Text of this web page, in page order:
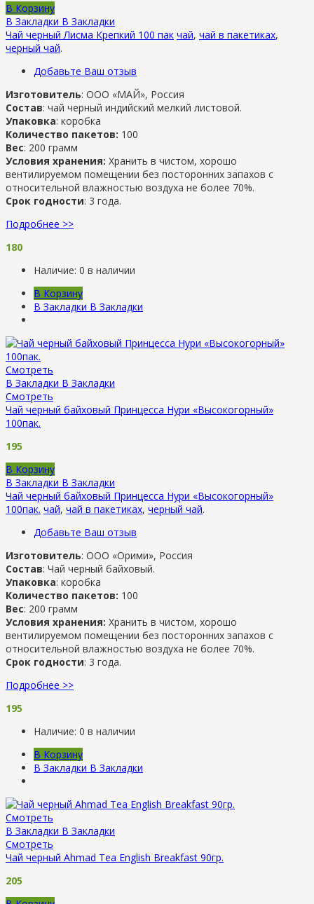
В Корзину
В Закладки В Закладки
Чай черный Лисма Крепкий 100 пак чай, чай в пакетиках,
черный чай.
Добавьте Ваш отзыв
Изготовитель: ООО «МАЙ», Россия
Состав: чай черный индийский мелкий листовой.
Упаковка: коробка
Количество пакетов: 100
Вес: 200 грамм
Условия хранения: Хранить в чистом, хорошо
вентилируемом помещении без посторонних запахов с
относительной влажностью воздуха не более 70%.
Срок годности: 3 года.
Подробнее >>
180
Наличие: 0 в наличии
В Корзину
В Закладки В Закладки
Смотреть
В Закладки В Закладки
Смотреть
Чай черный байховый Принцесса Нури «Высокогорный»
100пак.
195
В Корзину
В Закладки В Закладки
Чай черный байховый Принцесса Нури «Высокогорный»
100пак. чай, чай в пакетиках, черный чай.
Добавьте Ваш отзыв
Изготовитель: ООО «Орими», Россия
Состав: Чай черный байховый.
Упаковка: коробка
Количество пакетов: 100
Вес: 200 грамм
Условия хранения: Хранить в чистом, хорошо
вентилируемом помещении без посторонних запахов с
относительной влажностью воздуха не более 70%.
Срок годности: 3 года.
Подробнее >>
195
Наличие: 0 в наличии
В Корзину
В Закладки В Закладки
Смотреть
В Закладки В Закладки
Смотреть
Чай черный Ahmad Tea English Breakfast 90гр.
205